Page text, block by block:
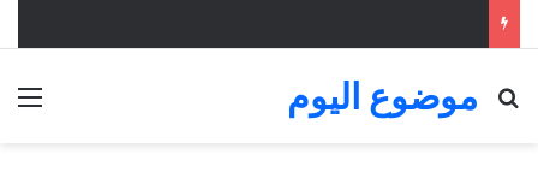
موضوع اليوم
بحث عن